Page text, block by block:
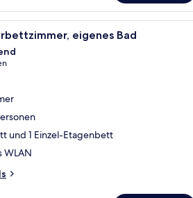
Ein Schlafzimmer mit einem
eigenes Bad
und 1 Einzel-Etagenbett
WLAN